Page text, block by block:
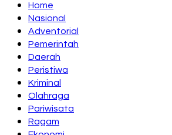
Home
Nasional
Adventorial
Pemerintah
Daerah
Peristiwa
Kriminal
Olahraga
Pariwisata
Ragam